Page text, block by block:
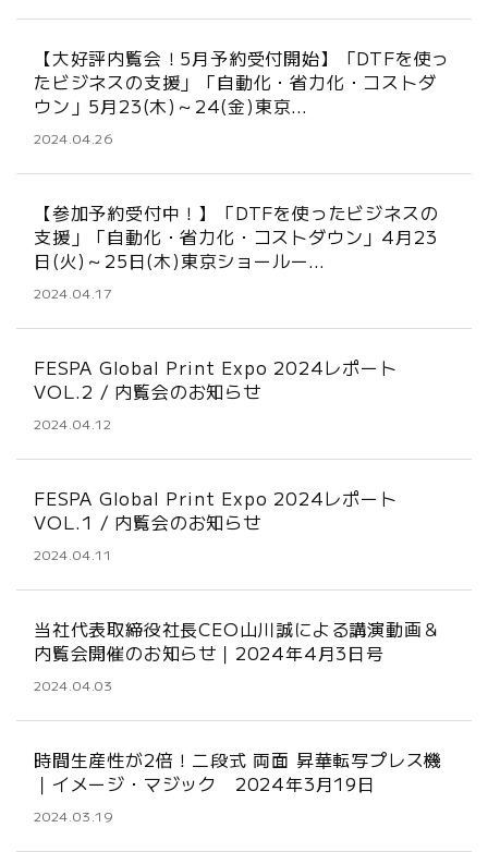
【大好評内覧会！5月予約受付開始】「DTFを使っ
たビジネスの支援」「自動化・省力化・コストダ
ウン」5月23(木)～24(金)東京…
2024.04.26
【参加予約受付中！】「DTFを使ったビジネスの
支援」「自動化・省力化・コストダウン」4月23
日(火)～25日(木)東京ショールー…
2024.04.17
FESPA Global Print Expo 2024レポート
VOL.2 / 内覧会のお知らせ
2024.04.12
FESPA Global Print Expo 2024レポート
VOL.1 / 内覧会のお知らせ
2024.04.11
当社代表取締役社長CEO山川誠による講演動画＆
内覧会開催のお知らせ｜2024年4月3日号
2024.04.03
時間生産性が2倍！二段式 両面 昇華転写プレス機
｜イメージ・マジック 2024年3月19日
2024.03.19